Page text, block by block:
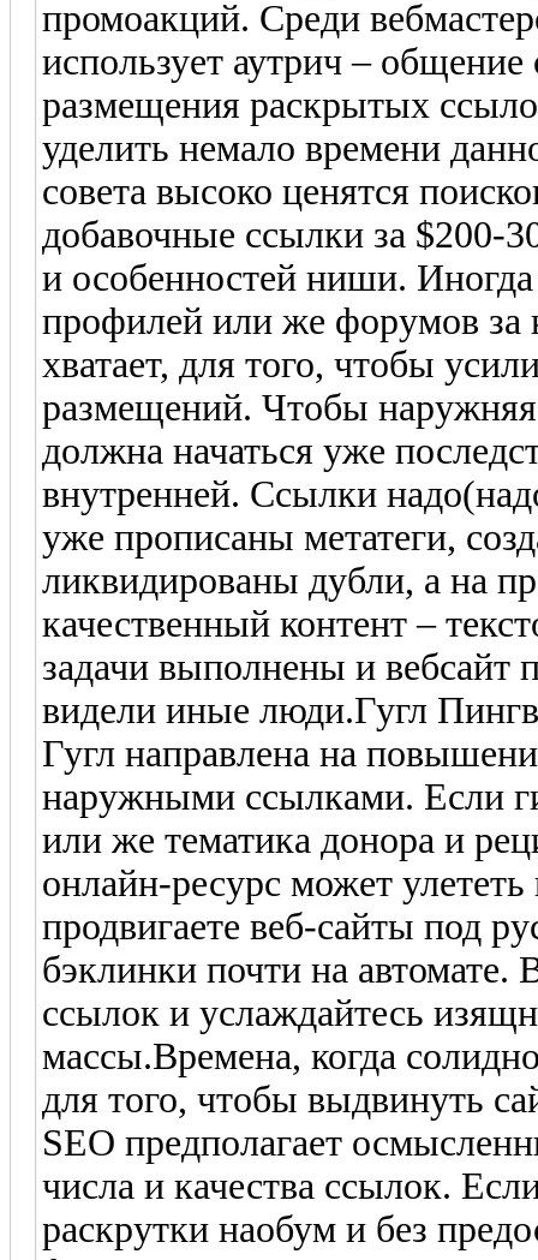
промоакций. Среди
использует аутрич –
размещения раскрытых
уделить немало времени
совета высоко ценятся
добавочные ссылки за $200-
и особенностей ниши.
профилей или же форумов за
хватает, для того, чтобы
размещений. Чтобы
должна начаться уже
внутренней. Ссылки
уже прописаны метатеги,
ликвидированы дубли, а на
качественный контент –
задачи выполнены и вебсайт
видели иные люди.Гугл
Гугл направлена на
наружными ссылками. Если
или же тематика донора и
онлайн-ресурс может
продвигаете веб-сайты под
бэклинки почти на
ссылок и услаждайтесь
массы.Времена, когда
для того, чтобы выдвинуть
SEO предполагает
числа и качества ссылок.
раскрутки наобум и без